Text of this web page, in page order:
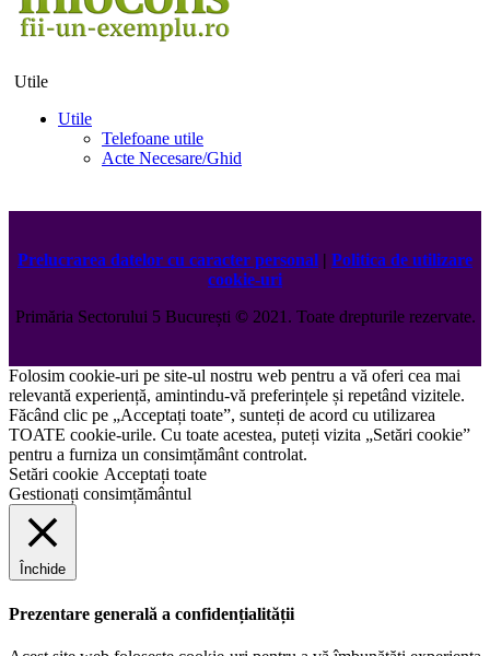
Utile
Utile
Telefoane utile
Acte Necesare/Ghid
Prelucrarea datelor cu caracter personal | Politica de utilizare
cookie-uri
Primăria Sectorului 5 București ©️2021. Toate drepturile rezervate.
Folosim cookie-uri pe site-ul nostru web pentru a vă oferi cea mai
relevantă experiență, amintindu-vă preferințele și repetând vizitele.
Făcând clic pe „Acceptați toate”, sunteți de acord cu utilizarea
TOATE cookie-urile. Cu toate acestea, puteți vizita „Setări cookie”
pentru a furniza un consimțământ controlat.
Setări cookie Acceptați toate
Gestionați consimțământul
Închide
Prezentare generală a confidențialității